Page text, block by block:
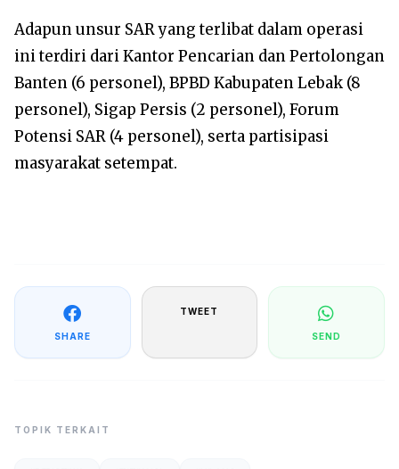
Adapun unsur SAR yang terlibat dalam operasi
ini terdiri dari Kantor Pencarian dan Pertolongan
Banten (6 personel), BPBD Kabupaten Lebak (8
personel), Sigap Persis (2 personel), Forum
Potensi SAR (4 personel), serta partisipasi
masyarakat setempat.
SHARE
TWEET
SEND
TOPIK TERKAIT